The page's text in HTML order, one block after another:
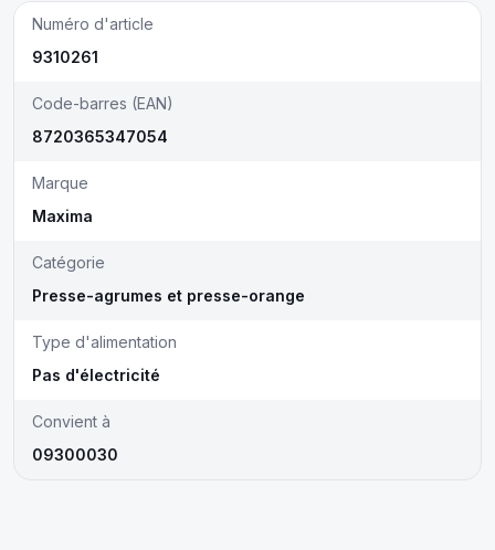
Numéro d'article
9310261
Code-barres (EAN)
8720365347054
Marque
Maxima
Catégorie
Presse-agrumes et presse-orange
Type d'alimentation
Pas d'électricité
Convient à
09300030